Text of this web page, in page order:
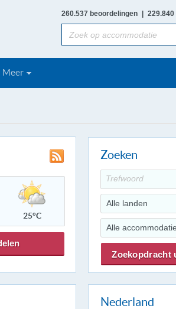
260.537 beoordelingen
Meer
25°C
Zoeken
Alle landen
Alle
Nederland